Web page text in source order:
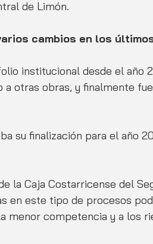
de Limón.
cambios en los
institucional desde el año
a otras obras, y finalmente
su finalización para el año
la Caja Costarricense del
en este tipo de procesos
menor competencia y a los